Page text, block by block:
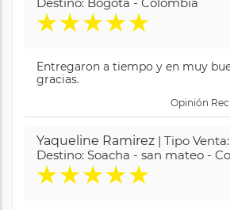
★★★★★
Entregaron a tiempo y en muy
gracias.
Opinión
Yaqueline Ramirez | Tipo
Destino: Soacha - san mateo -
★★★★★